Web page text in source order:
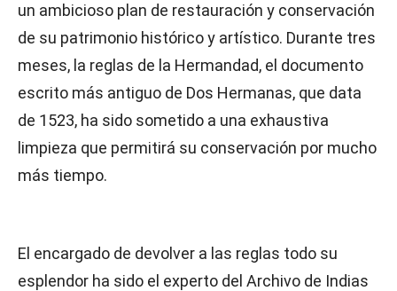
un ambicioso plan de restauración y conservación
de su patrimonio histórico y artístico. Durante tres
meses, la reglas de la Hermandad, el documento
escrito más antiguo de Dos Hermanas, que data
de 1523, ha sido sometido a una exhaustiva
limpieza que permitirá su conservación por mucho
más tiempo.
El encargado de devolver a las reglas todo su
esplendor ha sido el experto del Archivo de Indias